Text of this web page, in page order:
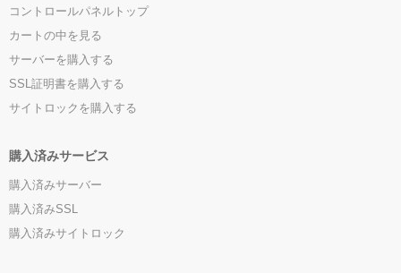
コントロールパネルトップ
カートの中を見る
サーバーを購入する
SSL証明書を購入する
サイトロックを購入する
購入済みサービス
購入済みサーバー
購入済みSSL
購入済みサイトロック